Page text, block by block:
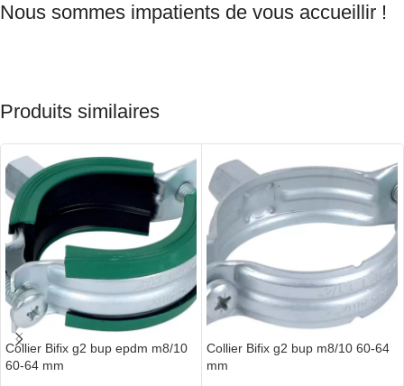
Nous sommes impatients de vous accueillir !
Produits similaires
Collier Bifix g2 bup epdm m8/10
60-64 mm
Collier Bifix g2 bup m8/10 60-64
mm